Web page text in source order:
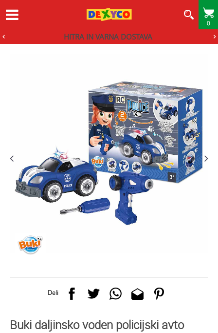
0
HITRA IN VARNA DOSTAVA
Deli
Buki daljinsko voden policijski avto